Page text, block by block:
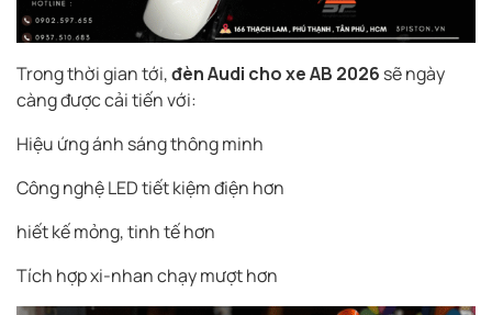
Trong thời gian tới,đèn Audi cho xe AB 2026 sẽ ngày
càng được cải tiến với:
Hiệu ứng ánh sáng thông minh
Công nghệ LED tiết kiệm điện hơn
hiết kế mỏng, tinh tế hơn
Tích hợp xi-nhan chạy mượt hơn